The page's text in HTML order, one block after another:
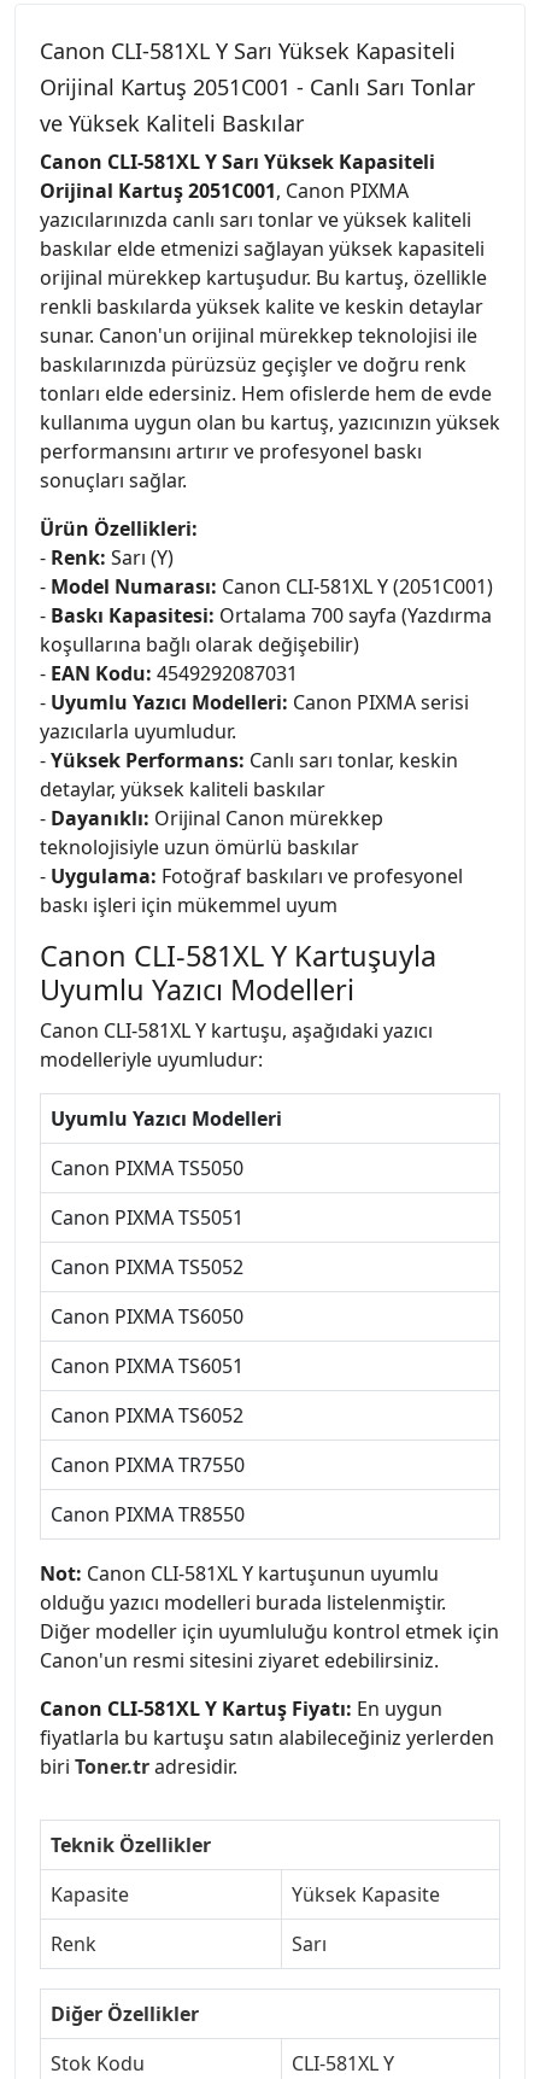
Canon CLI-581XL Y Sarı Yüksek Kapasiteli
Orijinal Kartuş 2051C001 - Canlı Sarı Tonlar
ve Yüksek Kaliteli Baskılar
Canon CLI-581XL Y Sarı Yüksek Kapasiteli
Orijinal Kartuş 2051C001, Canon PIXMA
yazıcılarınızda canlı sarı tonlar ve yüksek kaliteli
baskılar elde etmenizi sağlayan yüksek kapasiteli
orijinal mürekkep kartuşudur. Bu kartuş, özellikle
renkli baskılarda yüksek kalite ve keskin detaylar
sunar. Canon'un orijinal mürekkep teknolojisi ile
baskılarınızda pürüzsüz geçişler ve doğru renk
tonları elde edersiniz. Hem ofislerde hem de evde
kullanıma uygun olan bu kartuş, yazıcınızın yüksek
performansını artırır ve profesyonel baskı
sonuçları sağlar.
Ürün Özellikleri:
- Renk: Sarı (Y)
- Model Numarası: Canon CLI-581XL Y (2051C001)
- Baskı Kapasitesi: Ortalama 700 sayfa (Yazdırma
koşullarına bağlı olarak değişebilir)
- EAN Kodu: 4549292087031
- Uyumlu Yazıcı Modelleri: Canon PIXMA serisi
yazıcılarla uyumludur.
-Yüksek Performans: Canlı sarı tonlar, keskin
detaylar, yüksek kaliteli baskılar
- Dayanıklı: Orijinal Canon mürekkep
teknolojisiyle uzun ömürlü baskılar
- Uygulama: Fotoğraf baskıları ve profesyonel
baskı işleri için mükemmel uyum
Canon CLI-581XL Y Kartuşuyla
Uyumlu Yazıcı Modelleri
Canon CLI-581XL Y kartuşu, aşağıdaki yazıcı
modelleriyle uyumludur:
Uyumlu Yazıcı Modelleri
Canon PIXMA TS5050
Canon PIXMA TS5051
Canon PIXMA TS5052
Canon PIXMA TS6050
Canon PIXMA TS6051
Canon PIXMA TS6052
Canon PIXMA TR7550
Canon PIXMA TR8550
Not: Canon CLI-581XL Y kartuşunun uyumlu
olduğu yazıcı modelleri burada listelenmiştir.
Diğer modeller için uyumluluğu kontrol etmek için
Canon'un resmi sitesini ziyaret edebilirsiniz.
Canon CLI-581XL Y Kartuş Fiyatı: En uygun
fiyatlarla bu kartuşu satın alabileceğiniz yerlerden
biri Toner.tradresidir.
Teknik Özellikler
Kapasite
Yüksek Kapasite
Renk
Sarı
Diğer Özellikler
Stok Kodu
CLI-581XL Y